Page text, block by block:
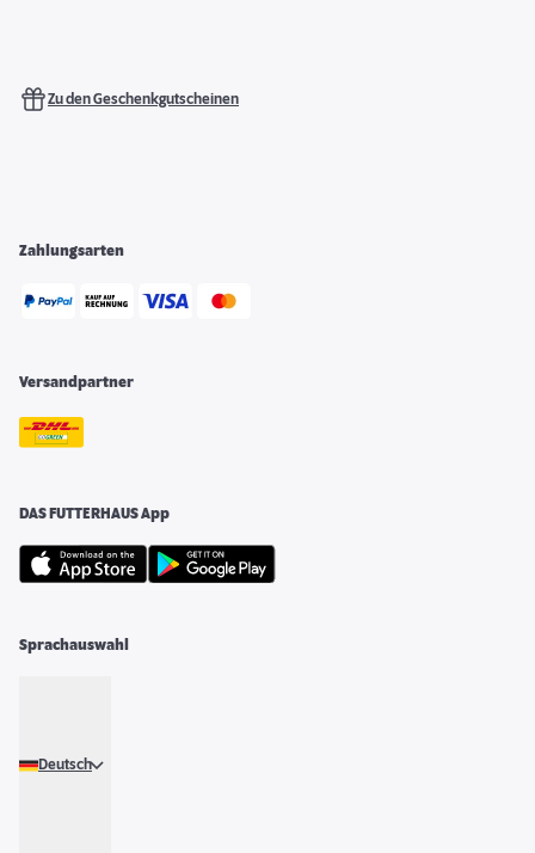
Zu den Geschenkgutscheinen
Zahlungsarten
Versandpartner
DAS FUTTERHAUS App
Sprachauswahl
Deutsch